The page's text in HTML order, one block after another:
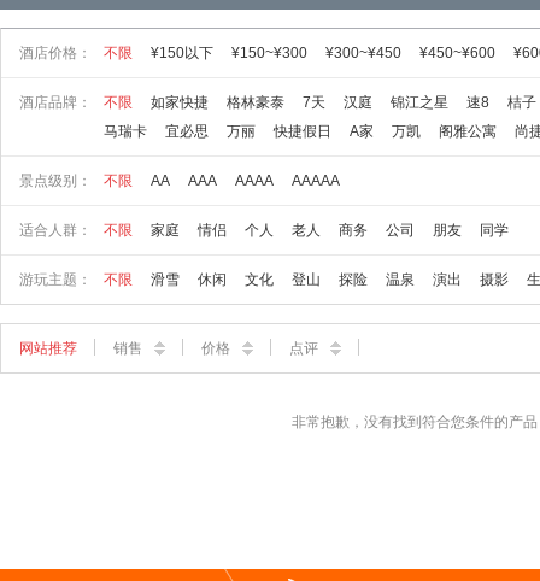
酒店价格： 不限 ¥150以下 ¥150~¥300 ¥300~¥450 ¥450~¥600
酒店品牌： 不限 如家快捷 格林豪泰 7天 汉庭 锦江之星 速8
桔子
马瑞卡
宜必思 万丽 快捷假日 A家 万凯 阁雅公寓 尚
景点级别： 不限 AA AAA AAAA AAAAA
适合人群： 不限 家庭 情侣 个人 老人 商务 公司 朋友 同学
游玩主题： 不限 滑雪 休闲 文化 登山 探险 温泉 演出 摄影
网站推荐 销售 价格 点评
非常抱歉，没有找到符合您条件的产